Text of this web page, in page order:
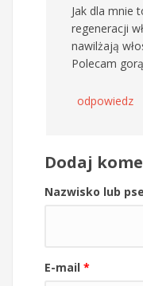
Jak dla mnie
regeneracji
nawilżają
Polecam
odpowiedz
Dodaj
Nazwisko lub
E-mail *